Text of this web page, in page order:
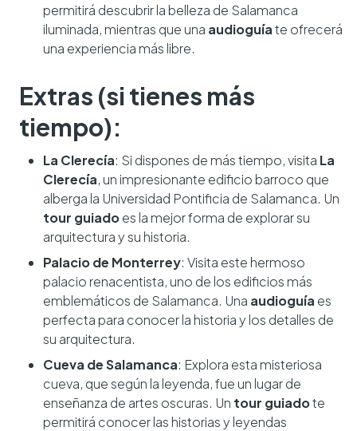
permitirá descubrir la belleza de Salamanca
iluminada, mientras que una audioguíate ofrecerá
una experiencia más libre.
Extras (si tienes más
tiempo):
La Clerecía: Si dispones de más tiempo, visita La
Clerecía, un impresionante edificio barroco que
alberga la Universidad Pontificia de Salamanca. Un
tour guiadoes la mejor forma de explorar su
arquitectura y su historia.
Palacio de Monterrey: Visita este hermoso
palacio renacentista, uno de los edificios más
emblemáticos de Salamanca. Una audioguía es
perfecta para conocer la historia y los detalles de
su arquitectura.
Cueva de Salamanca: Explora esta misteriosa
cueva, que según la leyenda, fue un lugar de
enseñanza de artes oscuras. Un tour guiadote
permitirá conocer las historias y leyendas